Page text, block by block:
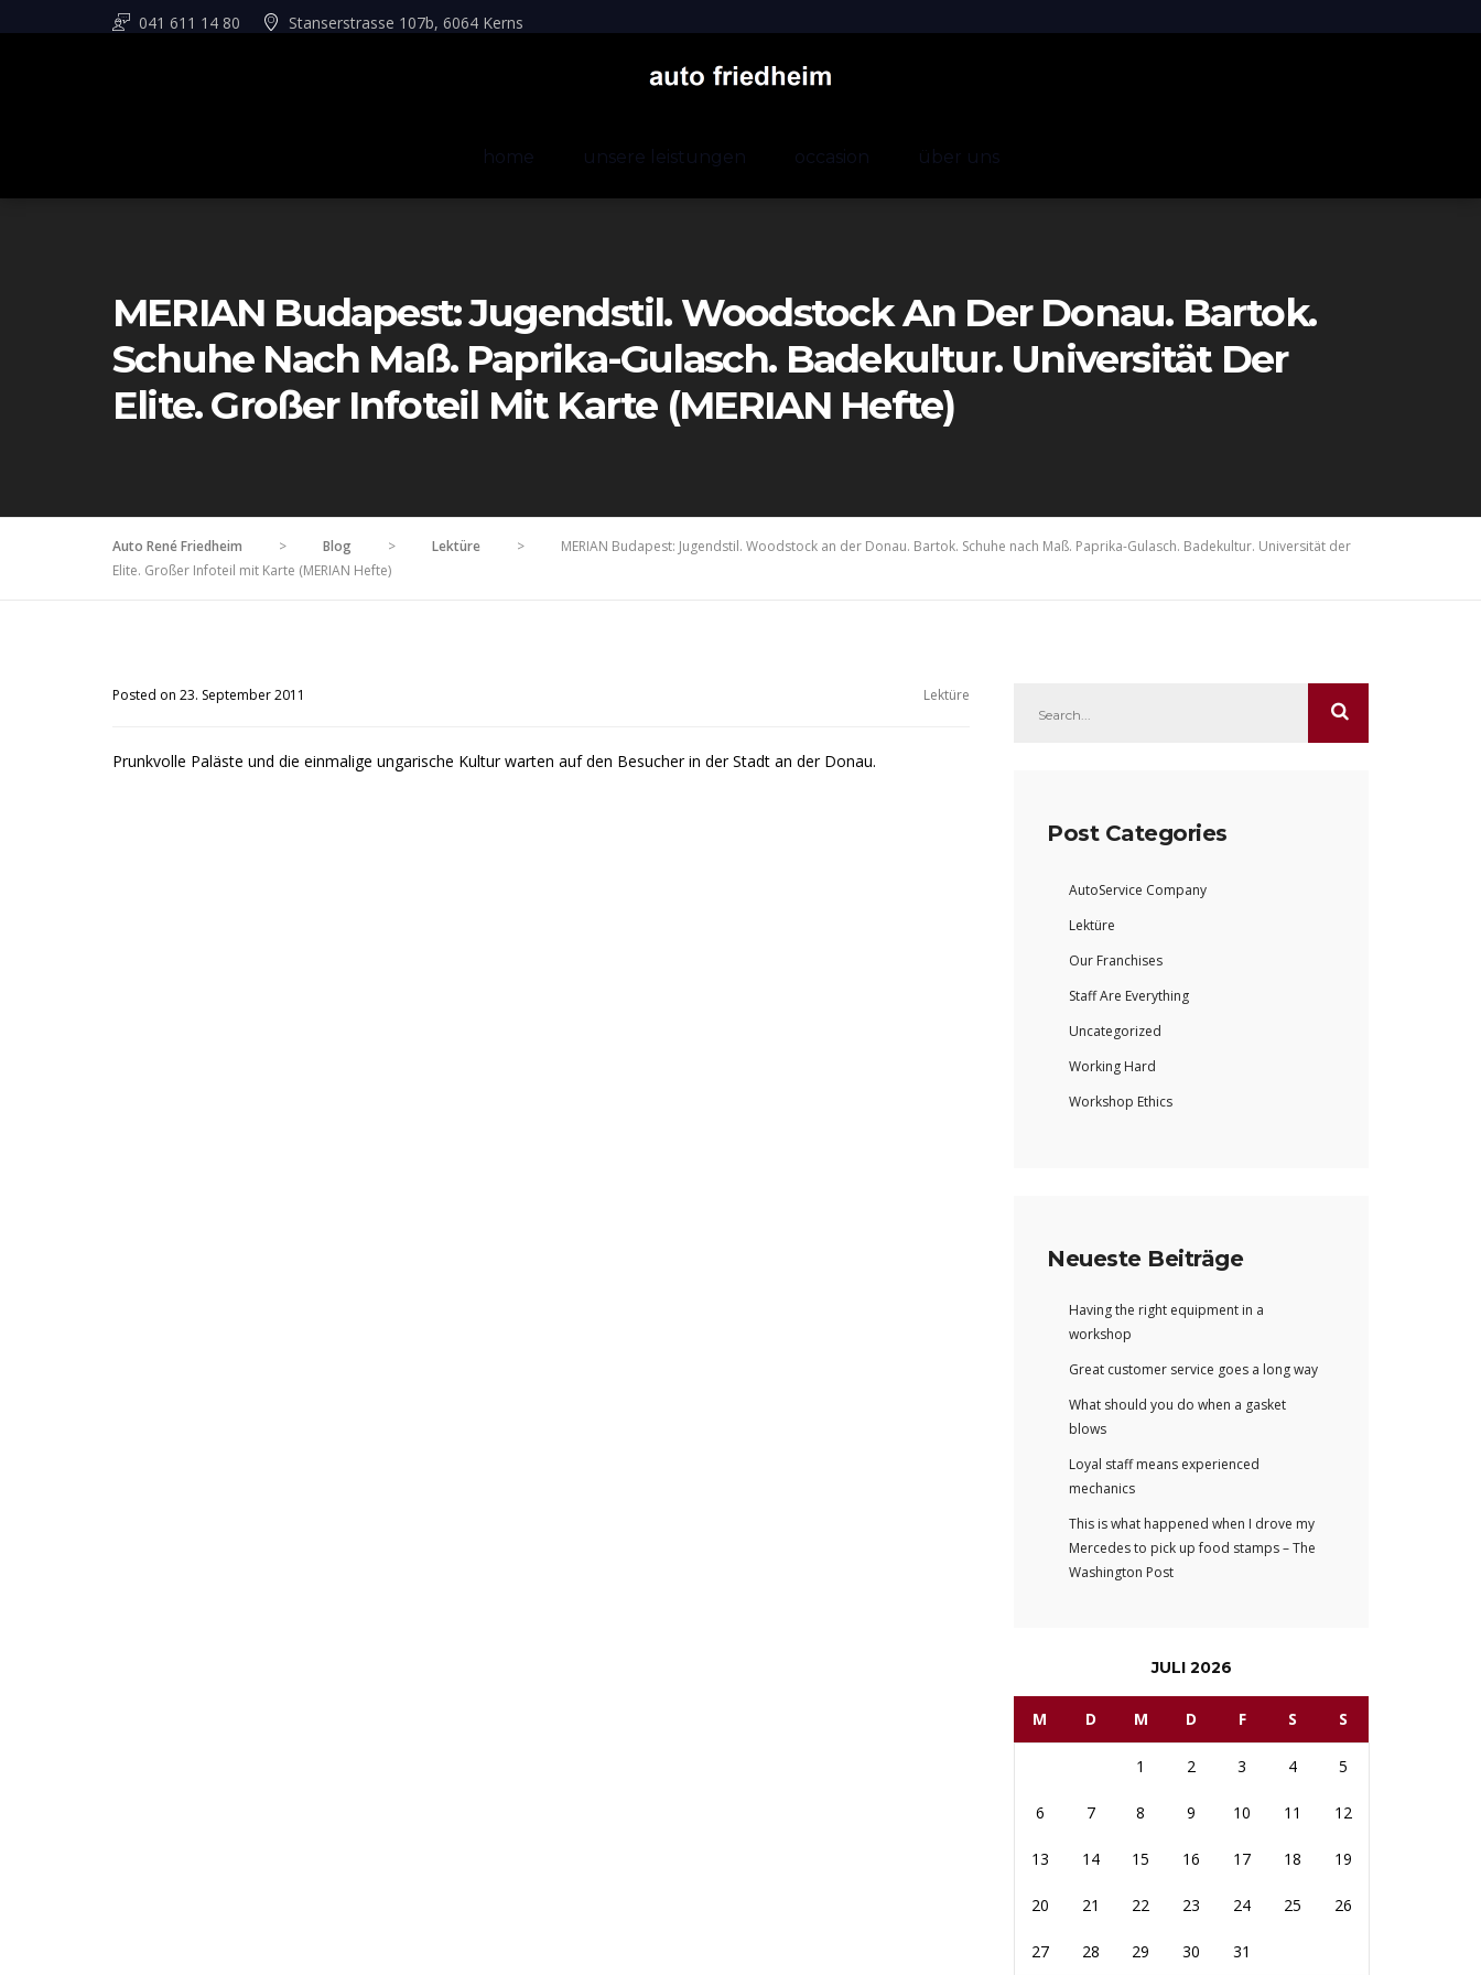
041 611 14 80 Stanserstrasse 107b, 6064 Kerns
home unsere leistungen occasion über uns
MERIAN Budapest: Jugendstil. Woodstock An Der Donau. Bartok.
Schuhe Nach Maß. Paprika-Gulasch. Badekultur. Universität Der
Elite. Großer Infoteil Mit Karte (MERIAN Hefte)
Auto René Friedheim > Blog > Lektüre >
MERIAN Budapest: Jugendstil. Woodstock an der Donau. Bartok. Schuhe nach Maß. Paprika-Gulasch. Badekultur. Universität der
Elite. Großer Infoteil mit Karte (MERIAN Hefte)
Posted on 23. September 2011 Lektüre
Prunkvolle Paläste und die einmalige ungarische Kultur warten auf den Besucher in der Stadt an der Donau.
Post Categories
AutoService Company
Lektüre
Our Franchises
Staff Are Everything
Uncategorized
Working Hard
Workshop Ethics
Neueste Beiträge
Having the right equipment in a
workshop
Great customer service goes a long way
What should you do when a gasket
blows
Loyal staff means experienced
mechanics
This is what happened when I drove my
Mercedes to pick up food stamps – The
Washington Post
JULI 2026
M D M D F S S
1 2 3 4 5
6 7 8 9 10 11 12
13 14 15 16 17 18 19
20 21 22 23 24 25 26
27 28 29 30 31